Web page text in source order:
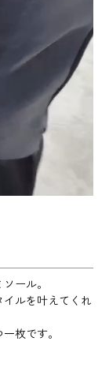
ール。
イルを叶えてくれ
枚です。